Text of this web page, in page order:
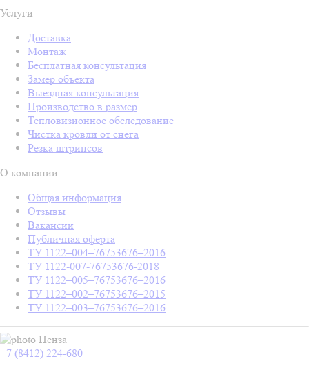
Услуги
Доставка
Монтаж
Бесплатная консультация
Замер объекта
Выездная консультация
Производство в размер
Тепловизионное обследование
Чистка кровли от снега
Резка штрипсов
О компании
Общая информация
Отзывы
Вакансии
Публичная оферта
ТУ 1122–004–76753676–2016
ТУ 1122-007-76753676-2018
ТУ 1122–005–76753676–2016
ТУ 1122–002–76753676–2015
ТУ 1122–003–76753676–2016
Пенза
+7 (8412) 224-680